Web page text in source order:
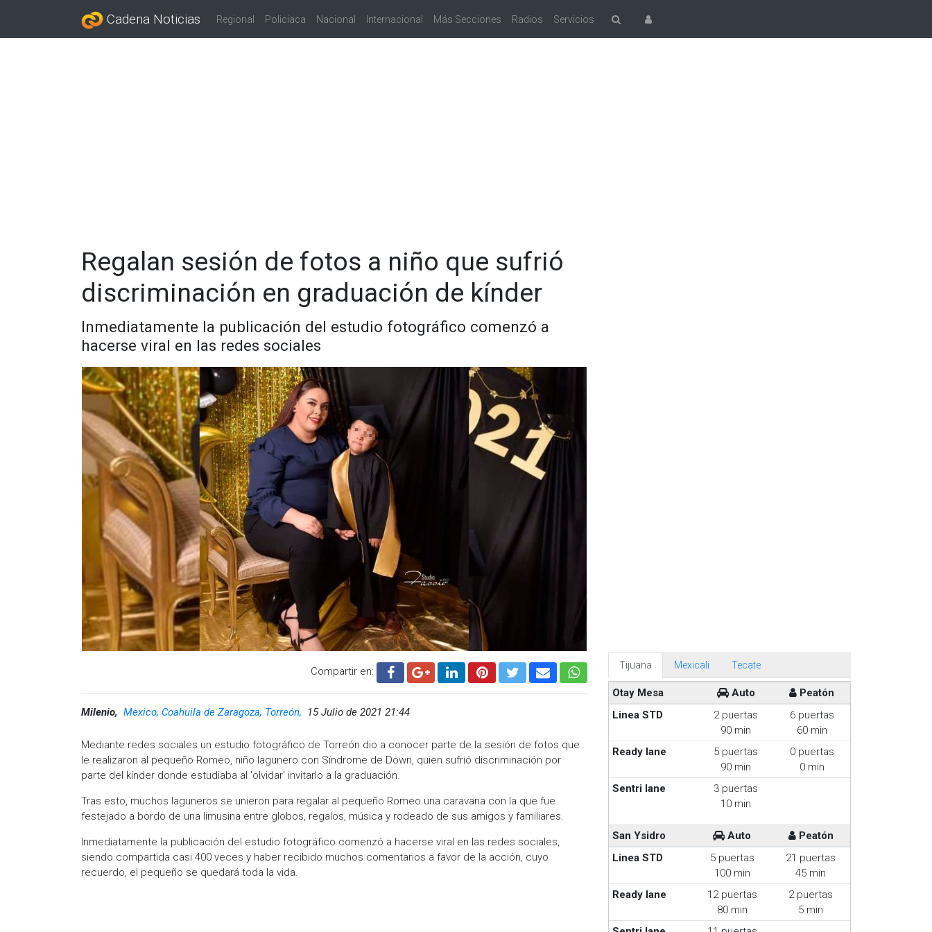
Cadena Noticias Regional Policiaca Nacional Internacional Más Secciones Radios Servicios
Regalan sesión de fotos a niño que sufrió
discriminación en graduación de kínder
Inmediatamente la publicación del estudio fotográfico comenzó a
hacerse viral en las redes sociales
Compartir en:
Milenio, Mexico, Coahuila de Zaragoza, Torreón, 15 Julio de 2021 21:44
Mediante redes sociales un estudio fotográfico de Torreón dio a conocer parte de la sesión de fotos que
le realizaron al pequeño Romeo, niño lagunero con Síndrome de Down, quien sufrió discriminación por
parte del kínder donde estudiaba al 'olvidar' invitarlo a la graduación.
Tras esto, muchos laguneros se unieron para regalar al pequeño Romeo una caravana con la que fue
festejado a bordo de una limusina entre globos, regalos, música y rodeado de sus amigos y familiares.
Inmediatamente la publicación del estudio fotográfico comenzó a hacerse viral en las redes sociales,
siendo compartida casi 400 veces y haber recibido muchos comentarios a favor de la acción, cuyo
recuerdo, el pequeño se quedará toda la vida.
Tijuana Mexicali Tecate
Otay Mesa Auto
Peatón
Linea STD
2 puertas
90 min
6 puertas
60 min
Ready lane
5 puertas
90 min
0 puertas
0 min
Sentri lane
3 puertas
10 min
San Ysidro Auto
Peatón
Linea STD
5 puertas
100 min
21 puertas
45 min
Ready lane
12 puertas
80 min
2 puertas
5 min